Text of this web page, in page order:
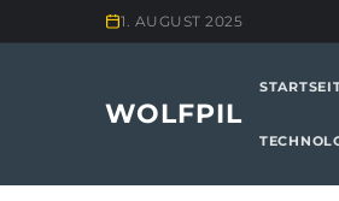
1. AUGUST 2025
WOLFPIL